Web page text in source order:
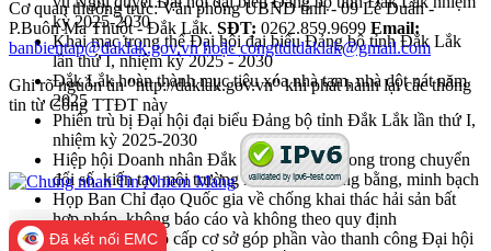
kỳ 2025-2030
Khai mạc trọng thể Đại hội đại biểu Đảng bộ tỉnh Đắk Lắk
lần thứ I, nhiệm kỳ 2025 - 2030
Đắk Lắk hoàn thành mục tiêu xóa nhà tạm, nhà dột nát năm
2025
Phiên trù bị Đại hội đại biểu Đảng bộ tỉnh Đắk Lắk lần thứ I,
nhiệm kỳ 2025-2030
Hiệp hội Doanh nhân Đắk Lắk cần tiên phong trong chuyển
đổi số, kiến tạo môi trường kinh doanh công bằng, minh bạch
Họp Ban Chỉ đạo Quốc gia về chống khai thác hải sản bất
hợp pháp, không báo cáo và không theo quy định
Đại hội Đảng bộ cấp cơ sở góp phần vào thanh công Đại hội
Cơ quan thường trực: Văn phòng UBND tỉnh - 09 Lê Duẩn -
P.Buôn Ma Thuột - Đắk Lắk. SĐT: 0262.859.9699 Email:
banbientap@daklak.gov.vn hoặc congttdtdaklak@gmail.com
Ghi rõ nguồn tin "http://daklak.gov.vn" khi phát hành lại các thông
tin từ Cổng TTĐT này
Đã kết nối EMC